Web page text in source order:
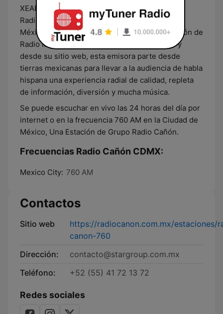
XEABC-AM 760 kHz. Es Una Estación de Grupo
Radio Cañón Desde La Ciudad De México para
México y el mundo, Radio Cañón es una estación de
Radio Más Sonando a través del dial 760 AM y
desde su sitio web, esta emisora parte desde
tierras mexicanas para llevar a la audiencia de habla
hispana una experiencia radial de calidad, repleta
de información, diversión y mucha música.
Se puede escuchar en vivo las 24 horas del día por
internet o en la frecuencia 760 AM en la Ciudad de
México, Una Estación de Grupo Radio Cañón.
Frecuencias Radio Cañón CDMX:
Mexico City: 760 AM
Contactos
Sitio web
https://radiocanon.com.mx/estaciones/
canon-760
Dirección:
contacto@stargroup.com.mx
Teléfono:
+52 (55) 41 72 13 72
Redes sociales